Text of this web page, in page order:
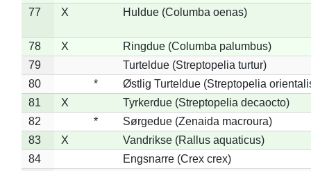
77
X Huldue (Columba oenas)
78 X
Ringdue (Columba palumbus)
79
Turteldue (Streptopelia turtur)
80
*
Østlig Turteldue (Streptopelia
81
X
Tyrkerdue (Streptopelia decaocto)
82
*
Sørgedue (Zenaida macroura)
83
X
Vandrikse (Rallus aquaticus)
84
Engsnarre (Crex crex)